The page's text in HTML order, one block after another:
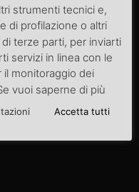
strumenti tecnici e,
di profilazione o altri
terze parti, per inviarti
servizi in linea con le
monitoraggio dei
vuoi saperne di più
Accetta tutti